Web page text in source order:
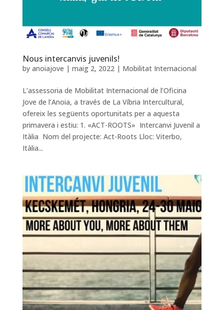
Nous intercanvis juvenils!
by anoiajove | maig 2, 2022| Mobilitat Internacional
L’assessoria de Mobilitat Internacional de l’Oficina
Jove de l’Anoia, a través de La Víbria Intercultural,
ofereix les següents oportunitats per a aquesta
primavera i estiu: 1. «ACT-ROOTS» Intercanvi Juvenil a
Itàlia Nom del projecte: Act-Roots Lloc: Viterbo,
Itàlia...